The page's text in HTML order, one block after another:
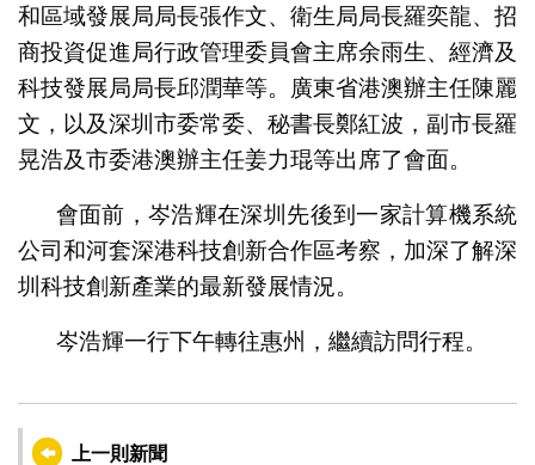
和區域發展局局長張作文、衛生局局長羅奕龍、招
商投資促進局行政管理委員會主席余雨生、經濟及
科技發展局局長邱潤華等。廣東省港澳辦主任陳麗
文，以及深圳市委常委、秘書長鄭紅波，副市長羅
晃浩及市委港澳辦主任姜力琨等出席了會面。
會面前，岑浩輝在深圳先後到一家計算機系統
公司和河套深港科技創新合作區考察，加深了解深
圳科技創新產業的最新發展情況。
岑浩輝一行下午轉往惠州，繼續訪問行程。
上一則新聞